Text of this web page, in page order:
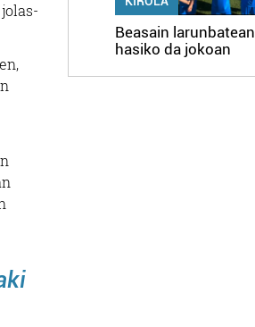
Beasain larunbatean
hasiko da jokoan